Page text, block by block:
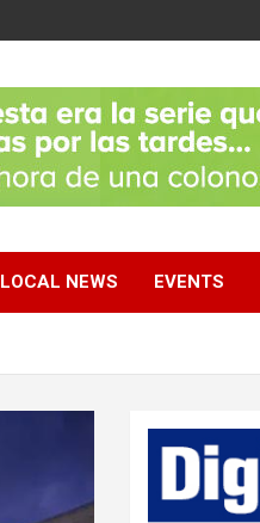
LOCAL NEWS EVENTS